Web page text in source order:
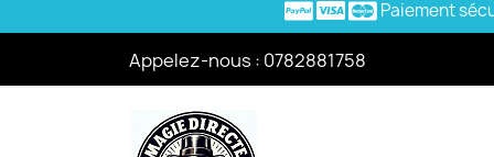
Paiement
Appelez-nous : 0782881758